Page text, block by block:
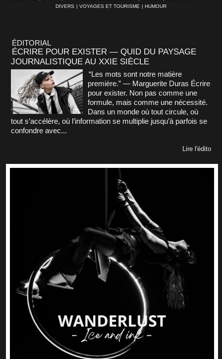
DIVERS | VOYAGES ET TOURISME | HUMOUR
ÉDITORIAL
ÉCRIRE POUR EXISTER — QUID DU PAYSAGE
JOURNALISTIQUE AU XXIE SIÈCLE
“Les mots sont notre matière
première.” — Marguerite Duras Écrire
pour exister. Non pas comme une
formule, mais comme une nécessité.
Dans un monde où tout circule, où
tout s’accélère, où l’information se multiplie jusqu’à parfois se
confondre avec...
Lire l'édito